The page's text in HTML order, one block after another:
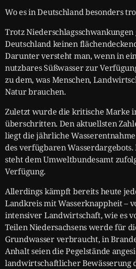
Wo es in Deutschland besonders
Trotz
Deutschland keinen
Darunter versteht man, wenn in
nutzbares Süßwasser zur
zu dem, was Menschen,
Natur brauchen.
Zuletzt wurde die kritische Marke
überschritten. Den aktuellsten
liegt die jährliche
des verfügbaren Wasserdargebots.
steht dem Umweltbundesamt
Verfügung.
Allerdings kämpft bereits heute
Landkreis mit Wasserknappheit –
intensiver Landwirtschaft, wie es
Teilen Niedersachsens werde für
Grundwasser verbraucht, in
Anhalt seien die Pegelstände
landwirtschaftlicher Bewässerung